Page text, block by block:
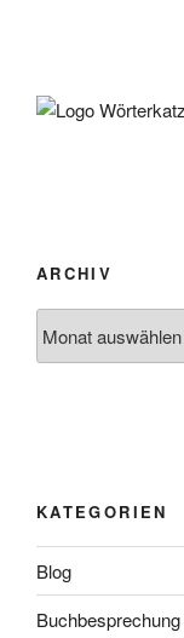
ARCHIV
KATEGORIEN
Blog
Buchbesprechung